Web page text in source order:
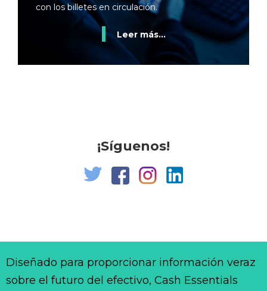
con los billetes en circulación.
Leer más...
¡Síguenos!
Diseñado para proporcionar información veraz
sobre el futuro del efectivo, Cash Essentials